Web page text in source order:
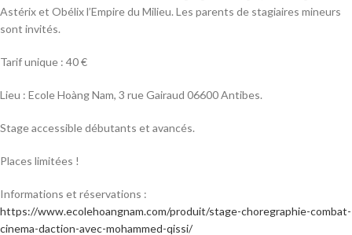
Astérix et Obélix l’Empire du Milieu. Les parents de stagiaires mineurs
sont invités.
Tarif unique : 40 €
Lieu : Ecole Hoàng Nam, 3 rue Gairaud 06600 Antibes.
Stage accessible débutants et avancés.
Places limitées !
Informations et réservations :
https://www.ecolehoangnam.com/produit/stage-choregraphie-combat-
cinema-daction-avec-mohammed-qissi/